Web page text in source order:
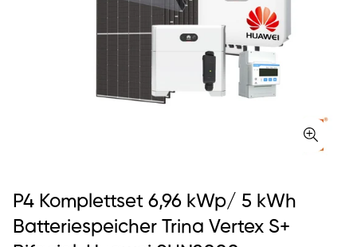
P4 Komplettset 6,96 kWp/ 5 kWh
Batteriespeicher Trina Vertex S+